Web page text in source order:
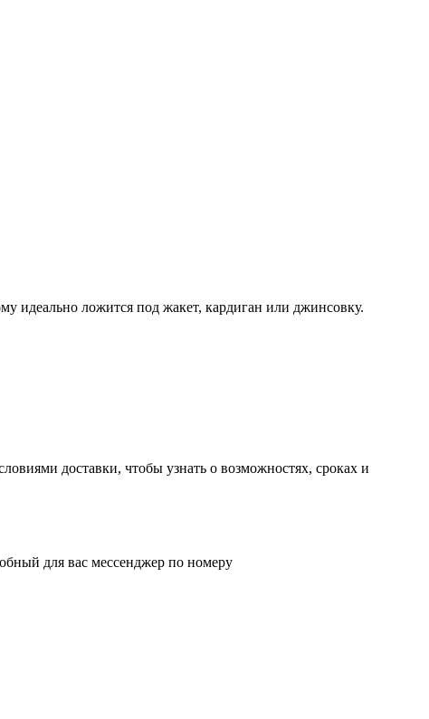
идеально ложится под жакет, кардиган или джинсовку.
доставки, чтобы узнать о возможностях, сроках и
для вас мессенджер по номеру